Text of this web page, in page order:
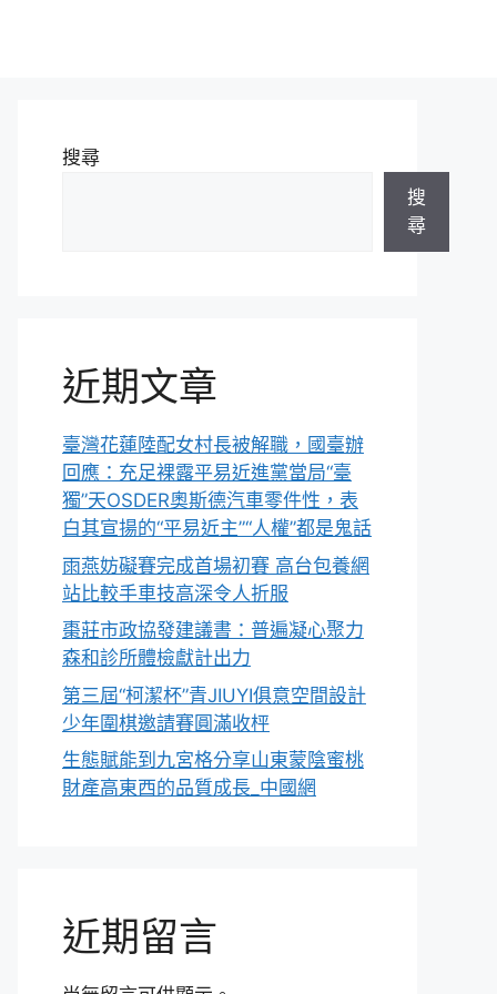
搜尋
搜
尋
近期文章
臺灣花蓮陸配女村長被解職，國臺辦
回應：充足裸露平易近進黨當局“臺
獨”天OSDER奧斯德汽車零件性，表
白其宣揚的“平易近主”“人權”都是鬼話
雨燕妨礙賽完成首場初賽 高台包養網
站比較手車技高深令人折服
棗莊市政協發建議書：普遍凝心聚力
森和診所體檢獻計出力
第三屆“柯潔杯”青JIUYI俱意空間設計
少年圍棋邀請賽圓滿收枰
生態賦能到九宮格分享山東蒙陰蜜桃
財產高東西的品質成長_中國網
近期留言